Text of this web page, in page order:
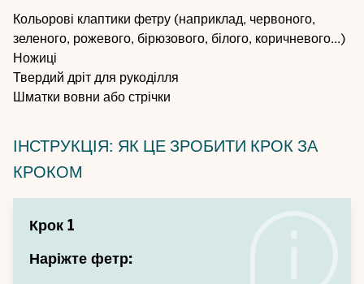
Кольорові клаптики фетру (наприклад, червоного,
зеленого, рожевого, бірюзового, білого, коричневого...)
Ножиці
Твердий дріт для рукоділля
Шматки вовни або стрічки
ІНСТРУКЦІЯ: ЯК ЦЕ ЗРОБИТИ КРОК ЗА
КРОКОМ
Крок 1
Наріжте фетр: